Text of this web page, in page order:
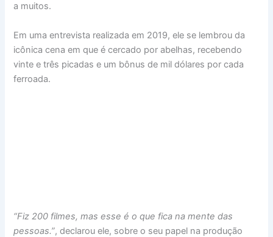
a muitos.
Em uma entrevista realizada em 2019, ele se lembrou da
icônica cena em que é cercado por abelhas, recebendo
vinte e três picadas e um bônus de mil dólares por cada
ferroada.
“Fiz 200 filmes, mas esse é o que fica na mente das
pessoas.”, declarou ele, sobre o seu papel na produção